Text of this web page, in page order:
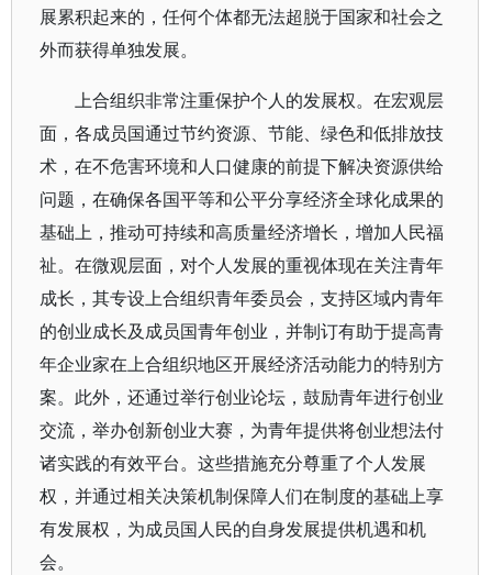
展累积起来的，任何个体都无法超脱于国家和社会之
外而获得单独发展。
上合组织非常注重保护个人的发展权。在宏观层
面，各成员国通过节约资源、节能、绿色和低排放技
术，在不危害环境和人口健康的前提下解决资源供给
问题，在确保各国平等和公平分享经济全球化成果的
基础上，推动可持续和高质量经济增长，增加人民福
祉。在微观层面，对个人发展的重视体现在关注青年
成长，其专设上合组织青年委员会，支持区域内青年
的创业成长及成员国青年创业，并制订有助于提高青
年企业家在上合组织地区开展经济活动能力的特别方
案。此外，还通过举行创业论坛，鼓励青年进行创业
交流，举办创新创业大赛，为青年提供将创业想法付
诸实践的有效平台。这些措施充分尊重了个人发展
权，并通过相关决策机制保障人们在制度的基础上享
有发展权，为成员国人民的自身发展提供机遇和机
会。